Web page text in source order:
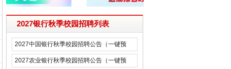
2027银行秋季校园招聘列表
2027中国银行秋季校园招聘公告（一键预
约）
2027农业银行秋季校园招聘公告（一键预